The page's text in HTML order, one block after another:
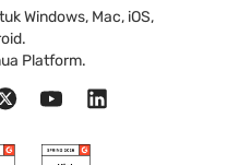
Windows, Mac, iOS,
Platform.